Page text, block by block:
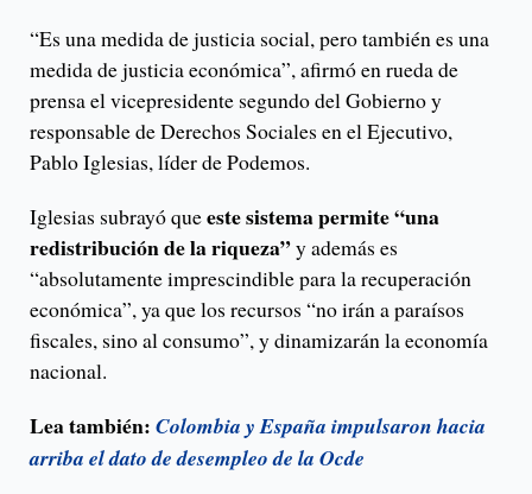
“Es una medida de justicia social, pero también es una
medida de justicia económica”, afirmó en rueda de
prensa el vicepresidente segundo del Gobierno y
responsable de Derechos Sociales en el Ejecutivo,
Pablo Iglesias, líder de Podemos.
Iglesias subrayó queeste sistema permite “una
redistribución de la riqueza”y además es
“absolutamente imprescindible para la recuperación
económica”, ya que los recursos “no irán a paraísos
fiscales, sino al consumo”, y dinamizarán la economía
nacional.
Lea también: Colombia y España impulsaron hacia
arriba el dato de desempleo de la Ocde